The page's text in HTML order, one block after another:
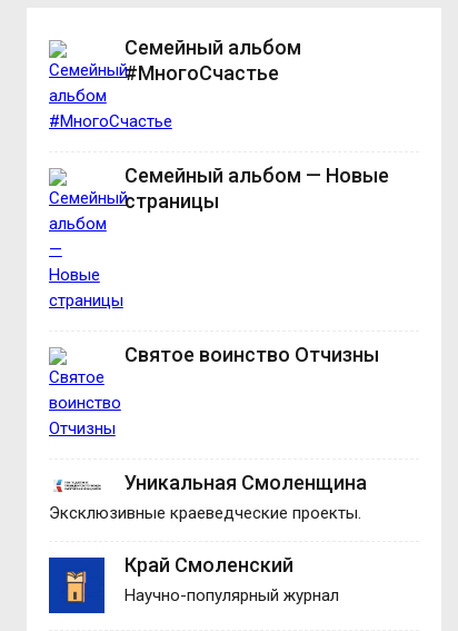
В Смоленске чествовали работников
Семейный альбом
#МногоСчастье
Семейный альбом — Новые
страницы
Святое воинство Отчизны
Уникальная Смоленщина
Эксклюзивные краеведческие проекты.
Край Смоленский
Научно-популярный журнал